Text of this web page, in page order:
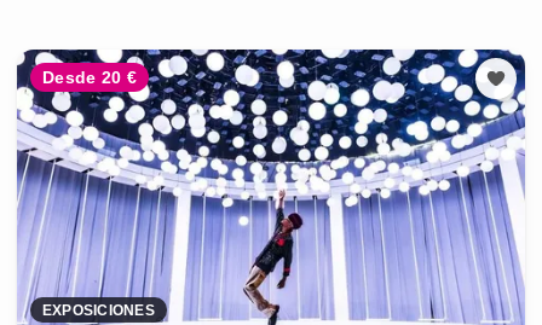
Desde 20 €
EXPOSICIONES